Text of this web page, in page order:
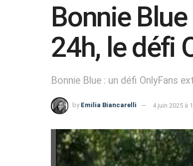
Bonnie
24h, le défi
Bonnie Blue : un défi OnlyFans
by Emilia Biancarelli 4 juin 2025 à